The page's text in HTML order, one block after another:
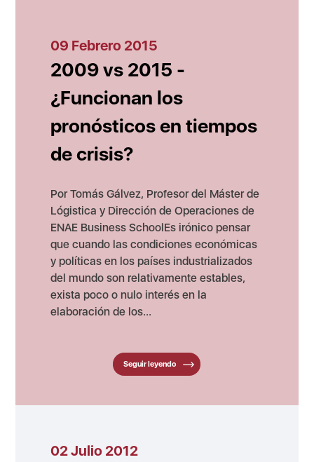
09 Febrero 2015
2009 vs 2015 -
¿Funcionan los
pronósticos en tiempos
de crisis?
Por Tomás Gálvez, Profesor del Máster de
Lógistica y Dirección de Operaciones de
ENAE Business SchoolEs irónico pensar
que cuando las condiciones económicas
y políticas en los países industrializados
del mundo son relativamente estables,
exista poco o nulo interés en la
elaboración de los...
Seguir leyendo
02 Julio 2012